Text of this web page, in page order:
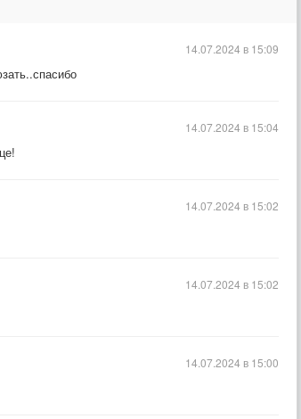
14.07.2024 в 15:09
14.07.2024 в 15:04
14.07.2024 в 15:02
14.07.2024 в 15:02
14.07.2024 в 15:00